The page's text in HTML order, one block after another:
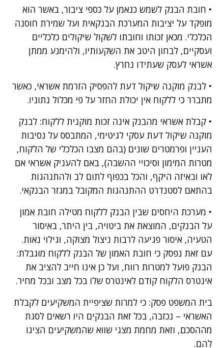
• חובת הבנק לשמש כנאמן על כספי ציבור, באשר הוא
מופקד על יציבות המערכת הבנקאית ועל שמירת חוסנה
הכלכלי. מכאן זכותו וחובתו לשקול שיקולים כלכליים
ועסקיים, לבחון היטב את השקעותיו, ולהימנע ממתן
אשראי לעסק שעתידו נחרץ.
• לבנק מוקנה שיקול דעת להפסיק הזרמת אשראי, כאשר
מתברר כי ללקוח אין יכולת החזר על פי מכלול נתוניו.
• קבלת אשראי מהבנק אינה זכות מוקנית ללקוח: לבנק
מוקנה שיקול דעת עסקי לגיטימי, המתבסס על נסיבות
העניין ופרמטרים שונים (בהם מצבו הכלכלי של הלקוח,
מטרות המימון וסיכויי ההשבה), באם להעניק אשראי אם
לאו ובאיזה היקף, והכל בכפוף לתום לב ולהתנהגות
בהתאם לסטנדרט ההתנהגות המקובל במגזר הבנקאי.
• מערכת היחסים שבין הבנק ללקוח מטילה חובת אמון
על הבנקים, המוצאת את ביטויה, בין היתר, באיסור
הטעיה, איסור פגיעה לרבות ניצול מצוקה, וגילוי נאות.
עם זאת נפסק כי חובת האמון של הבנק ללקוח מוגבלת:
הבנק פועל למטרות רווח, ועל כן אינו חייב להציב את
אינטרס הלקוח קודם לאינטרס שלו בכל מצב ובכל מחיר.
בית המשפט פסק: כי למרות שציפיית המשקיעים לקבלת
האשראי – נכזבה, בכל זאת הבנקים היו רשאים לסגת
מההסכם, וזאת מחמת מצגי שווא שהמשקיעים הציגו
להם.